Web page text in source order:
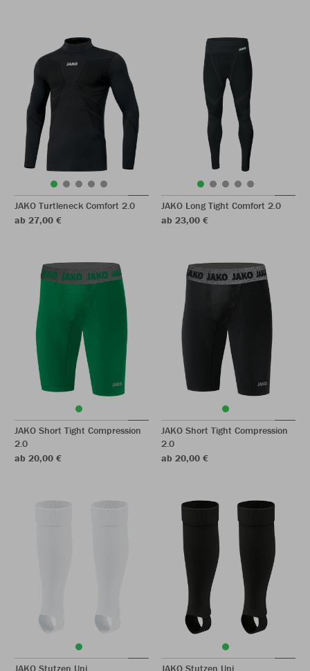
JAKO Turtleneck Comfort 2.0
ab 27,00 €
JAKO Long Tight Comfort 2.0
ab 23,00 €
JAKO Short Tight Compression
2.0
ab 20,00 €
JAKO Short Tight Compression
2.0
ab 20,00 €
JAKO Stutzen Uni JAKO Stutzen Uni